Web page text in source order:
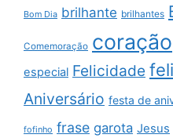
Bom Dia brilhante brilhantes
Comemoração coração
especial Felicidade
Aniversário festa de
fofinho frase garota Jesus